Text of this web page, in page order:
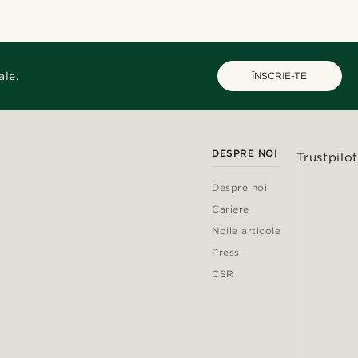
ÎNSCRIE-TE
DESPRE NOI
Despre noi
Cariere
Noile articole
Press
CSR
Trustpilot